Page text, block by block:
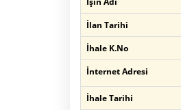
İlan Tarihi
İhale K.No
İnternet Adresi
İhale Tarihi